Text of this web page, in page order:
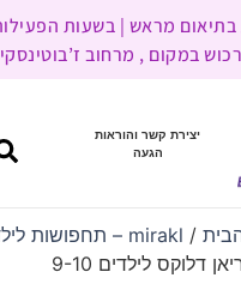
במקום , מרחוב ז’בוטינסקי 93, רמת גן
יצירת קשר והוראות
הגעה
/ mirakl – תחפושות לילדים
דלוקס לילדים 9-10